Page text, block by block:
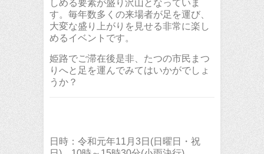
しめる要素が盛り沢山となっていま
す。毎年数多くの来場者が足を運び、
大変な盛り上がりを見せる非常に楽し
めるイベントです。
姫路でご滞在後是非、たつの市民まつ
りへと足を運んでみてはいかがでしょ
うか？
日時：令和元年11月3日(日曜日・祝